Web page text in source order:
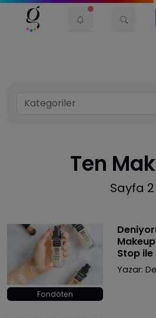
Ten
Sayfa 2
Fondöten
Stop
Yazar: